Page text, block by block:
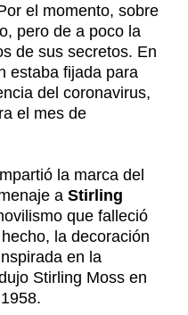
el momento, sobre
pero de a poco la
de sus secretos. En
estaba fijada para
del coronavirus,
el mes de
la marca del
a Stirling
que falleció
la decoración
en la
Stirling Moss en